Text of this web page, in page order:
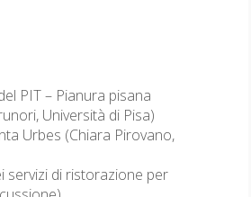
PIT – Pianura pisana
Università di Pisa)
Urbes (Chiara Pirovano,
servizi di ristorazione per